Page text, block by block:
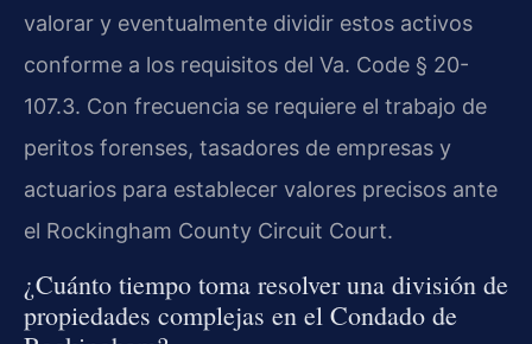
valorar y eventualmente dividir estos activos
conforme a los requisitos del Va. Code § 20-
107.3. Con frecuencia se requiere el trabajo de
peritos forenses, tasadores de empresas y
actuarios para establecer valores precisos ante
el Rockingham County Circuit Court.
¿Cuánto tiempo toma resolver una división de
propiedades complejas en el Condado de